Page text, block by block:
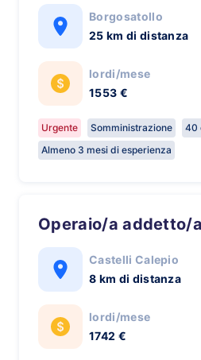
Borgosatollo
25 km di distanza
lordi/mese
1553 €
Urgente Somministrazione
40
Almeno 3 mesi di esperienza
Operaio/a addetto/
Castelli Calepio
8 km di distanza
lordi/mese
1742 €